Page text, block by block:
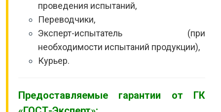
проведения испытаний,
Переводчики,
Эксперт-испытатель (при
необходимости испытаний продукции),
Курьер.
Предоставляемые гарантии от ГК